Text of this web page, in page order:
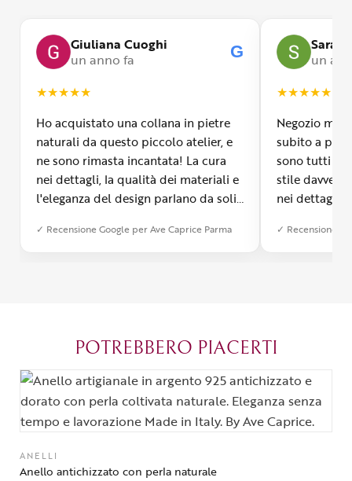
Giuliana Cuoghi
un anno fa
G
★★★★★
Ho acquistato una collana in pietre
naturali da questo piccolo atelier, e
ne sono rimasta incantata! La cura
nei dettagli, la qualità dei materiali e
l'eleganza del design parlano da soli.
stato impeccabile: veloce, preciso e
✓ Recensione Google per Ave Caprice Parma
Sara
un
★★★★★
Negozio
subito a
sono tutti
stile davvero
nei dettagli,
qualità e si
✓ Recensione
POTREBBERO PIACERTI
ANELLI
Anello antichizzato con perla naturale